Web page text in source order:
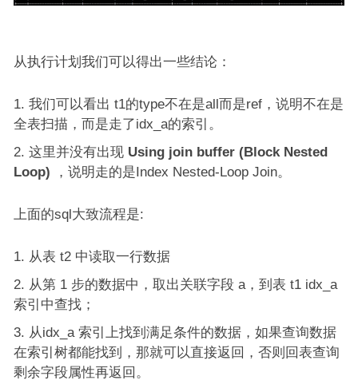
从执行计划我们可以得出一些结论：
我们可以看出 t1的type不在是all而是ref，说明不在是
全表扫描，而是走了idx_a的索引。
这里并没有出现 Using join buffer (Block Nested
Loop) ，说明走的是Index Nested-Loop Join。
上面的sql大致流程是:
从表 t2 中读取一行数据
从第 1 步的数据中，取出关联字段 a，到表 t1 idx_a
索引中查找；
从idx_a 索引上找到满足条件的数据，如果查询数据
在索引树都能找到，那就可以直接返回，否则回表查询
剩余字段属性再返回。